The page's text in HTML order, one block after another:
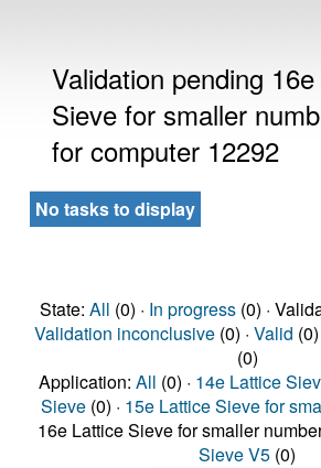
Validation pending
Sieve for smaller
for computer 12292
No tasks to display
State: All (0) · In progress(0) ·
Validation inconclusive(0) · Valid (0)
(0)
Application: All (0) · 14e Lattice
Sieve (0) · 15e Lattice Sieve for
16e Lattice Sieve for smaller
Sieve V5 (0)